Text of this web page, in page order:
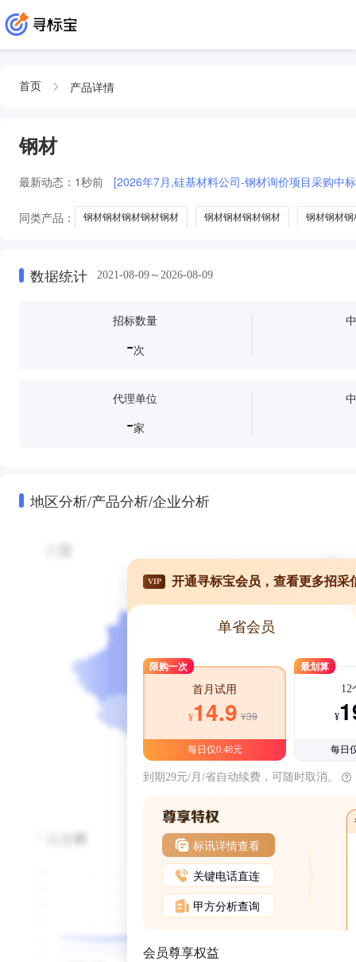
首页 产品详情
钢材
最新动态： 1秒前 [2026年7月,硅基材料公司-钢材询价项目采购中
同类产品： 钢材钢材钢材钢材钢材 钢材钢材钢材钢材 钢材钢材钢
数据统计 2021-08-09～2026-08-09
招标数量
-次
代理单位
-家
地区分析/产品分析/企业分析
VIP 开通寻标宝会员，查看更多招采
单省会员
限购一次
首月试用
¥14.9 ¥39
每日仅0.48元
最划算
12
¥
每日
到期29元/月/省自动续费，可随时取消。
标讯详情查看
关键电话直连
甲方分析查询
会员尊享权益